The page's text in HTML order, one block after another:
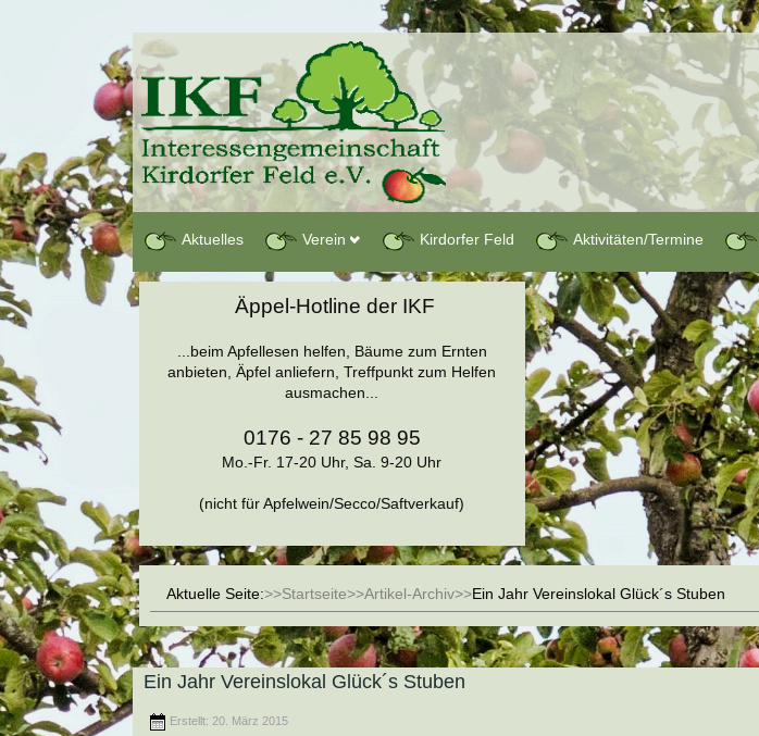
Aktuelles Verein Kirdorfer Feld Aktivitäten/Termine
Äppel-Hotline der IKF
...beim Apfellesen helfen, Bäume zum Ernten
anbieten, Äpfel anliefern, Treffpunkt zum Helfen
ausmachen...
0176 - 27 85 98 95
Mo.-Fr. 17-20 Uhr, Sa. 9-20 Uhr
(nicht für Apfelwein/Secco/Saftverkauf)
Aktuelle Seite: Startseite Artikel-Archiv Ein Jahr Vereinslokal Glück´s Stuben
Ein Jahr Vereinslokal Glück´s Stuben
Erstellt: 20. März 2015